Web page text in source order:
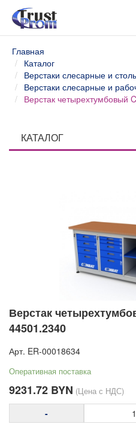
Главная
Каталог
Верстаки слесарные и
Верстаки слесарные и
Верстак четырехтумбовый
КАТАЛОГ
Верстаки слесарные и
Верстаки слесарные и
Верстаки слесарные и
Верстаки слесарные
Верстаки мобильные
Столы инструментальные
Двухуровневые столы
Островные столы Gresson
Верстаки и столы
Верстак
44501.2340
Арт. ER-00018634
Оперативная поставка
9231.72 BYN (Цена с НДС)
-